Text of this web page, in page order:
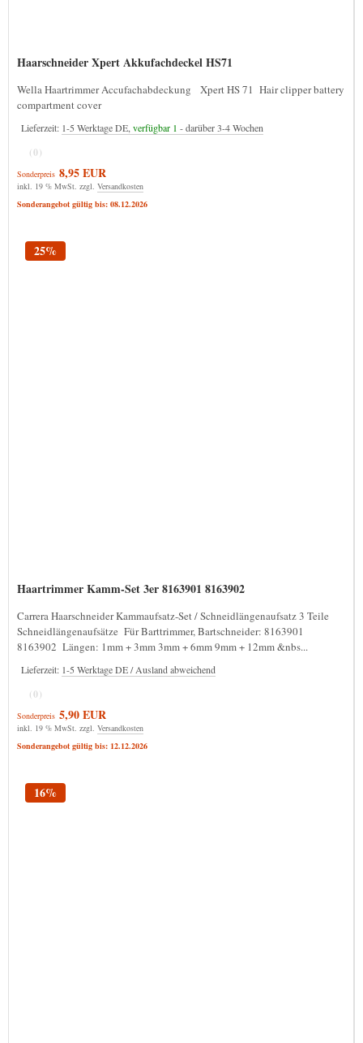
Haarschneider Xpert Akkufachdeckel HS71
Wella Haartrimmer Accufachabdeckung Xpert HS 71 Hair clipper battery
compartment cover
Lieferzeit: 1-5 Werktage DE, verfügbar 1 - darüber 3-4 Wochen
(0)
Sonderpreis 8,95 EUR
inkl. 19 % MwSt. zzgl. Versandkosten
Sonderangebot gültig bis: 08.12.2026
Haartrimmer Kamm-Set 3er 8163901 8163902
Carrera Haarschneider Kammaufsatz-Set / Schneidlängenaufsatz 3 Teile
Schneidlängenaufsätze Für Barttrimmer, Bartschneider: 8163901
8163902 Längen: 1mm + 3mm 3mm + 6mm 9mm + 12mm &nbs...
Lieferzeit: 1-5 Werktage DE / Ausland abweichend
(0)
Sonderpreis 5,90 EUR
25%
inkl. 19 % MwSt. zzgl. Versandkosten
Sonderangebot gültig bis: 12.12.2026
16%